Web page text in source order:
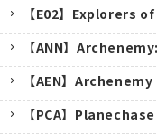
【E02】Explorers
【ANN】
【AEN】Archenemy
【PCA】